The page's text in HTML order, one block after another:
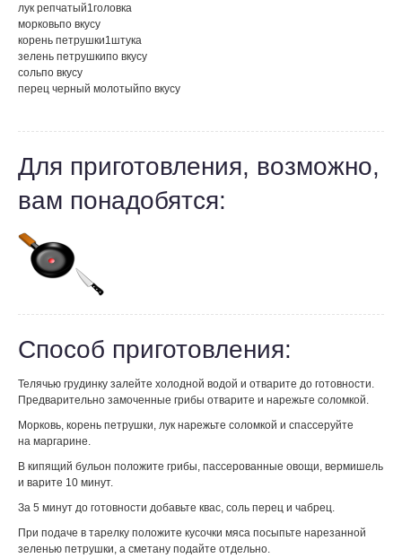
лук репчатый1головка
морковьпо вкусу
корень петрушки1штука
зелень петрушкипо вкусу
сольпо вкусу
перец черный молотыйпо вкусу
Для приготовления, возможно,
вам понадобятся:
Способ приготовления:
Телячью грудинку залейте холодной водой и отварите до готовности.
Предварительно замоченные грибы отварите и нарежьте соломкой.
Морковь, корень петрушки, лук нарежьте соломкой и спассеруйте
на маргарине.
В кипящий бульон положите грибы, пассерованные овощи, вермишель
и варите 10 минут.
За 5 минут до готовности добавьте квас, соль перец и чабрец.
При подаче в тарелку положите кусочки мяса посыпьте нарезанной
зеленью петрушки, а сметану подайте отдельно.